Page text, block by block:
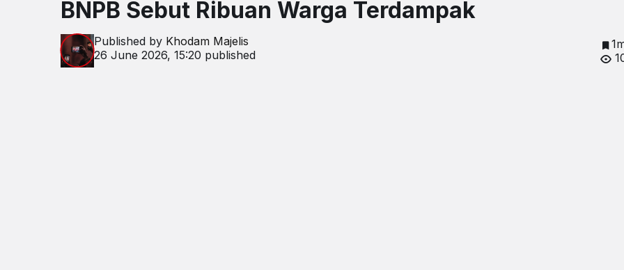
BNPB Sebut Ribuan Warga Terdampak
Published by Khodam Majelis
26 June 2026, 15:20 published